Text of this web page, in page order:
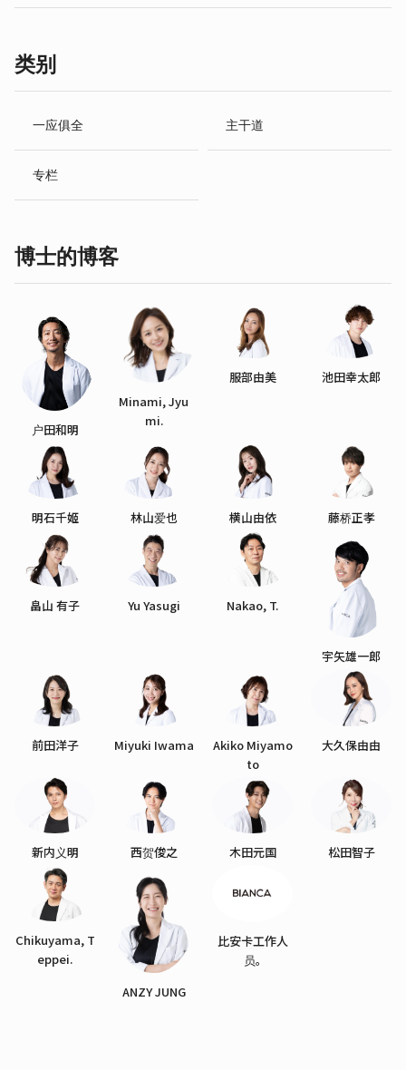
类别
一应俱全 主干道
专栏
博士的博客
户田和明
Minami, Jyu
mi.
服部由美 池田幸太郎
明石千姬 林山爱也 横山由依 藤桥正孝
畠山 有子 Yu Yasugi Nakao, T.
宇矢雄一郎
前田洋子 Miyuki Iwama
Akiko Miyamo
to
大久保由由
新内义明 西贺俊之 木田元国 松田智子
Chikuyama, T
eppei.
ANZY JUNG
比安卡工作人
员。